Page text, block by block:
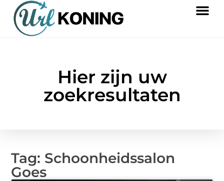
Hier zijn uw
zoekresultaten
Tag: Schoonheidssalon
Goes